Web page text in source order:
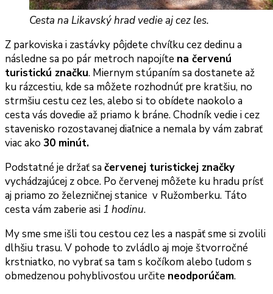
Cesta na Likavský hrad vedie aj cez les.
Z parkoviska i zastávky pôjdete chvíľku cez dedinu a
následne sa po pár metroch napojíte na červenú
turistickú značku. Miernym stúpaním sa dostanete až
ku rázcestiu, kde sa môžete rozhodnúť pre kratšiu, no
strmšiu cestu cez les, alebo si to obídete naokolo a
cesta vás dovedie až priamo k bráne. Chodník vedie i cez
stavenisko rozostavanej diaľnice a nemala by vám zabrať
viac ako 30 minút.
Podstatné je držať sačervenej turistickej značky
vychádzajúcej z obce. Po červenej môžete ku hradu prísť
aj priamo zo železničnej stanice v Ružomberku. Táto
cesta vám zaberie asi 1 hodinu.
My sme sme išli tou cestou cez les a naspäť sme si zvolili
dlhšiu trasu. V pohode to zvládlo aj moje štvorročné
krstniatko, no vybrať sa tam s kočíkom alebo ľudom s
obmedzenou pohyblivosťou určite neodporúčam.